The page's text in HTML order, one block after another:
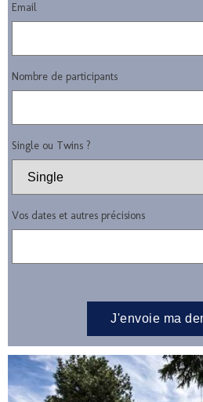
Email
Nombre de participants
Single ou Twins ?
Vos dates et autres précisions